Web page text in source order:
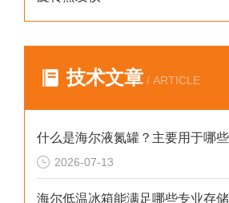
技术文章 / ARTICLE
2026-07-13